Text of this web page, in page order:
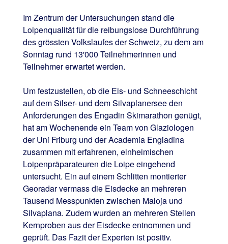
Im Zentrum der Untersuchungen stand die
Loipenqualität für die reibungslose Durchführung
des grössten Volkslaufes der Schweiz, zu dem am
Sonntag rund 13'000 Teilnehmerinnen und
Teilnehmer erwartet werden.
Um festzustellen, ob die Eis- und Schneeschicht
auf dem Silser- und dem Silvaplanersee den
Anforderungen des Engadin Skimarathon genügt,
hat am Wochenende ein Team von Glaziologen
der Uni Friburg und der Academia Engiadina
zusammen mit erfahrenen, einheimischen
Loipenpräparateuren die Loipe eingehend
untersucht. Ein auf einem Schlitten montierter
Georadar vermass die Eisdecke an mehreren
Tausend Messpunkten zwischen Maloja und
Silvaplana. Zudem wurden an mehreren Stellen
Kernproben aus der Eisdecke entnommen und
geprüft. Das Fazit der Experten ist positiv.